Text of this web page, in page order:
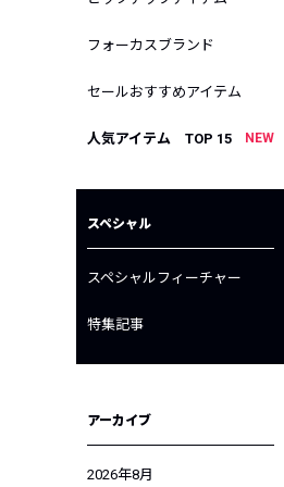
フォーカスブランド
セールおすすめアイテム
人気アイテム TOP 15 NEW
スペシャル
スペシャルフィーチャー
特集記事
アーカイブ
2026年8月